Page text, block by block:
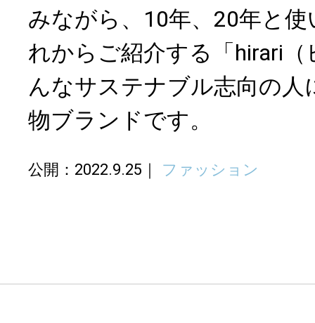
みながら、10年、20年と
れからご紹介する「hirari
んなサステナブル志向の人
物ブランドです。
公開：2022.9.25 ファッション